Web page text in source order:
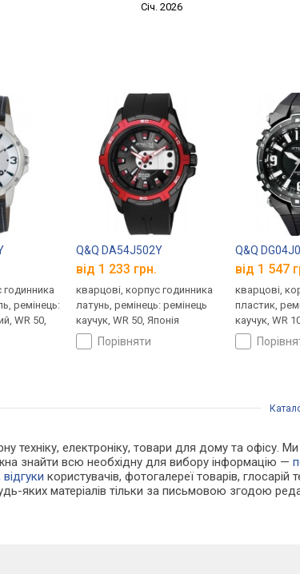
Січ. 2026
годинника
ремінець:
WR 50,
Q&Q DA54J502Y
від 1 233 грн.
кварцові, корпус годинника
латунь, ремінець: ремінець
каучук, WR 50, Японія
порівняти
Q&Q
від 1 547
кварцові,
пластик,
каучук, WR
техніку, електроніку, товари для дому та офісу.
знайти всю необхідну для вибору інформацію —
відгуки користувачів, фотогалереї товарів, глосарій
яких матеріалів тільки за письмовою згодою